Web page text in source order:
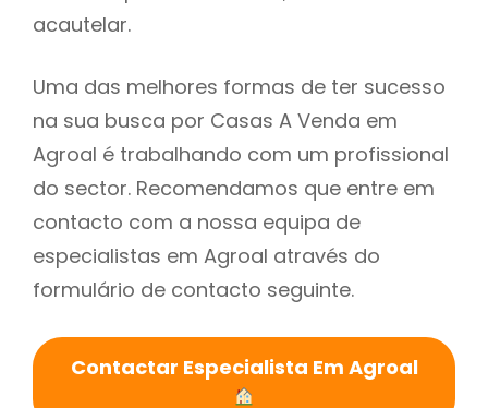
acautelar.
Uma das melhores formas de ter sucesso
na sua busca por Casas A Venda em
Agroal é trabalhando com um profissional
do sector. Recomendamos que entre em
contacto com a nossa equipa de
especialistas em Agroal através do
formulário de contacto seguinte.
Contactar Especialista Em Agroal